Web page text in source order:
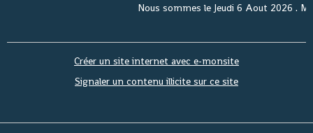
Nous sommes leJeudi 6 Aout 2026. Merci
Créer un site internet avec e-monsite
Signaler un contenu illicite sur ce site